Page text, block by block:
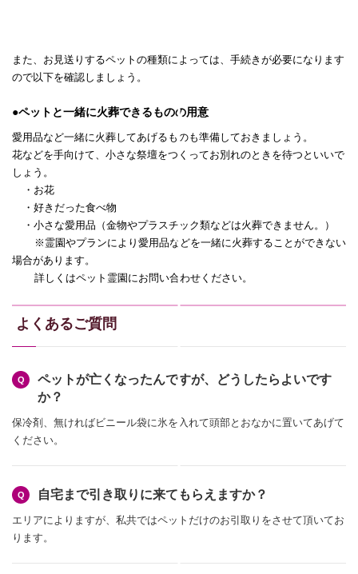
また、お見送りするペットの種類によっては、手続きが必要になります
ので以下を確認しましょう。
●ペットと一緒に火葬できるものの用意
愛用品など一緒に火葬してあげるものも準備しておきましょう。
花などを手向けて、小さな祭壇をつくってお別れのときを待つといいで
しょう。
・お花
・好きだった食べ物
・小さな愛用品（金物やプラスチック類などは火葬できません。）
※霊園やプランにより愛用品などを一緒に火葬することができない
場合があります。
詳しくはペット霊園にお問い合わせください。
よくあるご質問
ペットが亡くなったんですが、どうしたらよいです
か？
保冷剤、無ければビニール袋に氷を入れて頭部とおなかに置いてあげて
ください。
自宅まで引き取りに来てもらえますか？
エリアによりますが、私共ではペットだけのお引取りをさせて頂いてお
ります。